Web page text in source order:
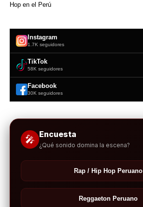
Hop en el Perú
Instagram
1.7K seguidores
TikTok
58K seguidores
Facebook
30K seguidores
🎤 Encuesta
¿Qué sonido domina la escena?
Rap / Hip Hop Peruano
Reggaeton Peruano